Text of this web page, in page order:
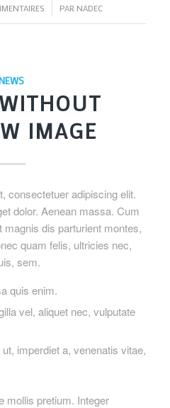
/ PAR NADEC
IMAGE
consectetuer adipiscing elit.
dolor. Aenean massa. Cum
dis parturient montes,
quam felis, ultricies nec,
sem.
quis enim.
vel, aliquet nec, vulputate
imperdiet a, venenatis vitae,
mollis pretium. Integer